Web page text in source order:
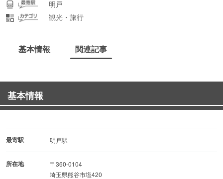
明戸
観光・旅行
基本情報 関連記事
基本情報
最寄駅 明戸駅
所在地
〒360-0104
埼玉県熊谷市塩420